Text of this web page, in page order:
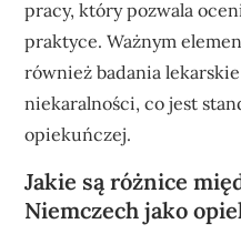
pracy, który pozwala
praktyce. Ważnym
również badania
niekaralności, co jest
opiekuńczej.
Jakie są różnice
Niemczech jako